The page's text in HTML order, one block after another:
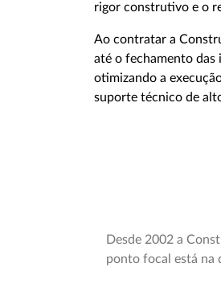
rigor construtivo e o
Ao contratar a
até o fechamento das
otimizando a
suporte técnico de
Desde 2002 a
ponto focal está na